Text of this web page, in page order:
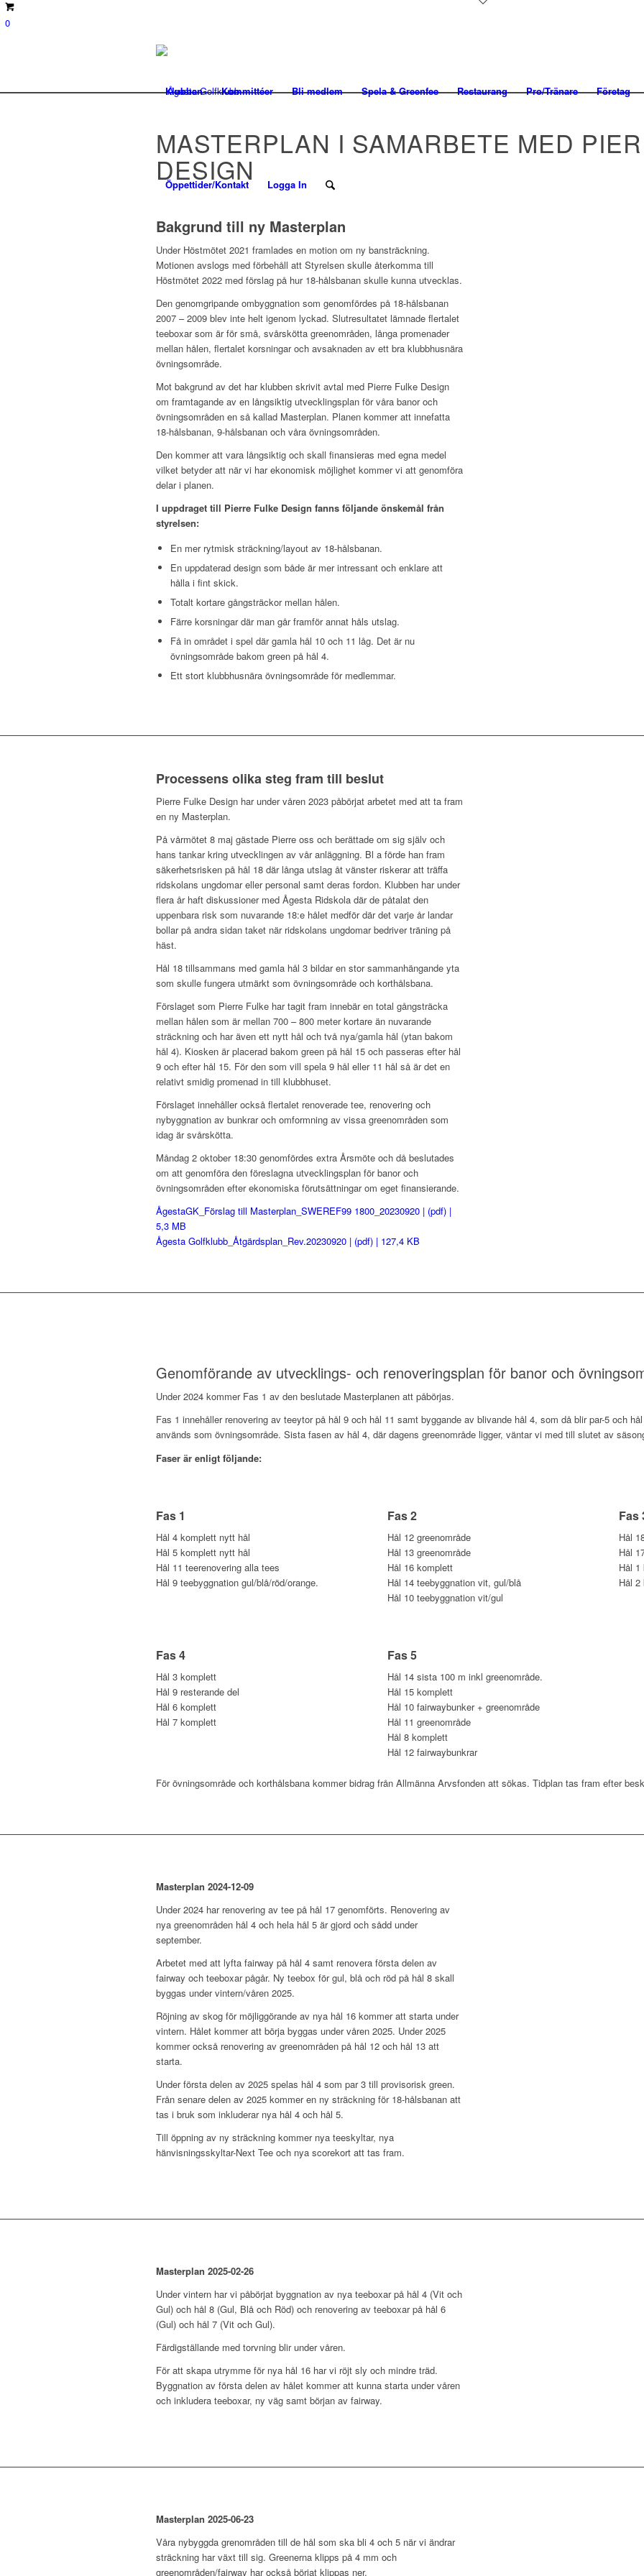
0
Klubben Kommittéer Bli medlem Spela & Greenfee Restaurang Pro/Tränare Företag
Öppettider/Kontakt Logga In
MASTERPLAN I SAMARBETE MED
DESIGN
Bakgrund till ny Masterplan
Under Höstmötet 2021 framlades en motion om ny bansträckning.
Motionen avslogs med förbehåll att Styrelsen skulle återkomma till
Höstmötet 2022 med förslag på hur 18-hålsbanan skulle kunna utvecklas.
Den genomgripande ombyggnation som genomfördes på 18-hålsbanan
2007 – 2009 blev inte helt igenom lyckad. Slutresultatet lämnade flertalet
teeboxar som är för små, svårskötta greenområden, långa promenader
mellan hålen, flertalet korsningar och avsaknaden av ett bra klubbhusnära
övningsområde.
Mot bakgrund av det har klubben skrivit avtal med Pierre Fulke Design
om framtagande av en långsiktig utvecklingsplan för våra banor och
övningsområden en så kallad Masterplan. Planen kommer att innefatta
18-hålsbanan, 9-hålsbanan och våra övningsområden.
Den kommer att vara långsiktig och skall finansieras med egna medel
vilket betyder att när vi har ekonomisk möjlighet kommer vi att genomföra
delar i planen.
I uppdraget till Pierre Fulke Design fanns följande önskemål från
styrelsen:
En mer rytmisk sträckning/layout av 18-hålsbanan.
En uppdaterad design som både är mer intressant och enklare att
hålla i fint skick.
Totalt kortare gångsträckor mellan hålen.
Färre korsningar där man går framför annat håls utslag.
Få in området i spel där gamla hål 10 och 11 låg. Det är nu
övningsområde bakom green på hål 4.
Ett stort klubbhusnära övningsområde för medlemmar.
Processens olika steg fram till beslut
Pierre Fulke Design har under våren 2023 påbörjat arbetet med att ta fram
en ny Masterplan.
På vårmötet 8 maj gästade Pierre oss och berättade om sig själv och
hans tankar kring utvecklingen av vår anläggning. Bl a förde han fram
säkerhetsrisken på hål 18 där långa utslag åt vänster riskerar att träffa
ridskolans ungdomar eller personal samt deras fordon. Klubben har under
flera år haft diskussioner med Ågesta Ridskola där de påtalat den
uppenbara risk som nuvarande 18:e hålet medför där det varje år landar
bollar på andra sidan taket när ridskolans ungdomar bedriver träning på
häst.
Hål 18 tillsammans med gamla hål 3 bildar en stor sammanhängande yta
som skulle fungera utmärkt som övningsområde och korthålsbana.
Förslaget som Pierre Fulke har tagit fram innebär en total gångsträcka
mellan hålen som är mellan 700 – 800 meter kortare än nuvarande
sträckning och har även ett nytt hål och två nya/gamla hål (ytan bakom
hål 4). Kiosken är placerad bakom green på hål 15 och passeras efter hål
9 och efter hål 15. För den som vill spela 9 hål eller 11 hål så är det en
relativt smidig promenad in till klubbhuset.
Förslaget innehåller också flertalet renoverade tee, renovering och
nybyggnation av bunkrar och omformning av vissa greenområden som
idag är svårskötta.
Måndag 2 oktober 18:30 genomfördes extra Årsmöte och då beslutades
om att genomföra den föreslagna utvecklingsplan för banor och
övningsområden efter ekonomiska förutsättningar om eget finansierande.
ÅgestaGK_Förslag till Masterplan_SWEREF99 1800_20230920 | (pdf) |
5,3 MB
Ågesta Golfklubb_Åtgärdsplan_Rev.20230920 | (pdf) | 127,4 KB
Genomförande av utvecklings- och renoveringsplan för banor och
Under 2024 kommer Fas 1 av den beslutade Masterplanen att påbörjas.
Fas 1 innehåller renovering av teeytor på hål 9 och hål 11 samt byggande av blivande hål 4, som då blir par-5 och
används som övningsområde. Sista fasen av hål 4, där dagens greenområde ligger, väntar vi med till slutet av
Faser är enligt följande:
Fas 1
Hål 4 komplett nytt hål
Hål 5 komplett nytt hål
Hål 11 teerenovering alla tees
Hål 9 teebyggnation gul/blå/röd/orange.
Fas 2
Hål 12 greenområde
Hål 13 greenområde
Hål 16 komplett
Hål 14 teebyggnation vit, gul/blå
Hål 10 teebyggnation vit/gul
Fas
Hål
Hål
Hål 1
Hål 2
Fas 4
Hål 3 komplett
Hål 9 resterande del
Hål 6 komplett
Hål 7 komplett
Fas 5
Hål 14 sista 100 m inkl greenområde.
Hål 15 komplett
Hål 10 fairwaybunker + greenområde
Hål 11 greenområde
Hål 8 komplett
Hål 12 fairwaybunkrar
För övningsområde och korthålsbana kommer bidrag från Allmänna Arvsfonden att sökas. Tidplan tas fram efter
Masterplan 2024-12-09
Under 2024 har renovering av tee på hål 17 genomförts. Renovering av
nya greenområden hål 4 och hela hål 5 är gjord och sådd under
september.
Arbetet med att lyfta fairway på hål 4 samt renovera första delen av
fairway och teeboxar pågår. Ny teebox för gul, blå och röd på hål 8 skall
byggas under vintern/våren 2025.
Röjning av skog för möjliggörande av nya hål 16 kommer att starta under
vintern. Hålet kommer att börja byggas under våren 2025. Under 2025
kommer också renovering av greenområden på hål 12 och hål 13 att
starta.
Under första delen av 2025 spelas hål 4 som par 3 till provisorisk green.
Från senare delen av 2025 kommer en ny sträckning för 18-hålsbanan att
tas i bruk som inkluderar nya hål 4 och hål 5.
Till öppning av ny sträckning kommer nya teeskyltar, nya
hänvisningsskyltar-Next Tee och nya scorekort att tas fram.
Masterplan 2025-02-26
Under vintern har vi påbörjat byggnation av nya teeboxar på hål 4 (Vit och
Gul) och hål 8 (Gul, Blå och Röd) och renovering av teeboxar på hål 6
(Gul) och hål 7 (Vit och Gul).
Färdigställande med torvning blir under våren.
För att skapa utrymme för nya hål 16 har vi röjt sly och mindre träd.
Byggnation av första delen av hålet kommer att kunna starta under våren
och inkludera teeboxar, ny väg samt början av fairway.
Masterplan 2025-06-23
Våra nybyggda grenområden till de hål som ska bli 4 och 5 när vi ändrar
sträckning har växt till sig. Greenerna klipps på 4 mm och
greenområden/fairway har också börjat klippas ner.